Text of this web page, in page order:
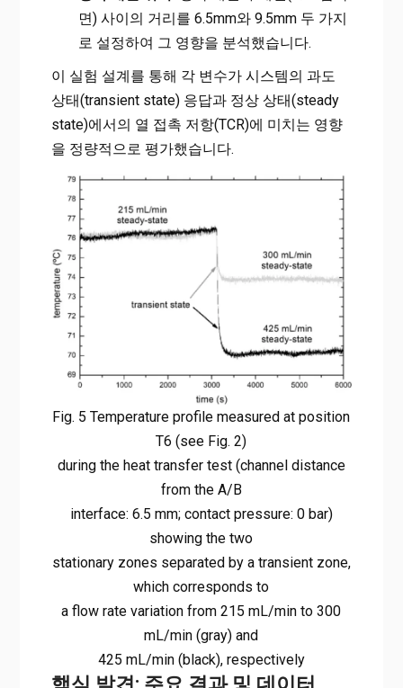
면) 사이의 거리를 6.5mm와 9.5mm 두 가지
로 설정하여 그 영향을 분석했습니다.
이 실험 설계를 통해 각 변수가 시스템의 과도
상태(transient state) 응답과 정상 상태(steady
state)에서의 열 접촉 저항(TCR)에 미치는 영향
을 정량적으로 평가했습니다.
Fig. 5 Temperature profile measured at position
T6 (see Fig. 2)
during the heat transfer test (channel distance
from the A/B
interface: 6.5 mm; contact pressure: 0 bar)
showing the two
stationary zones separated by a transient zone,
which corresponds to
a flow rate variation from 215 mL/min to 300
mL/min (gray) and
425 mL/min (black), respectively